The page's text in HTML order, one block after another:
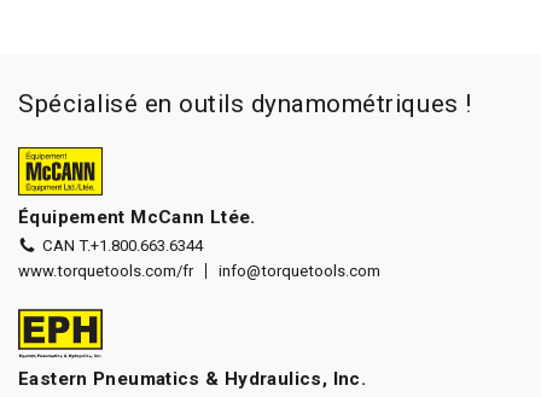
Spécialisé en outils dynamométriques !
Équipement McCann Ltée.
CAN T.+1.800.663.6344
www.torquetools.com/fr
info@torquetools.com
Eastern Pneumatics & Hydraulics, Inc.